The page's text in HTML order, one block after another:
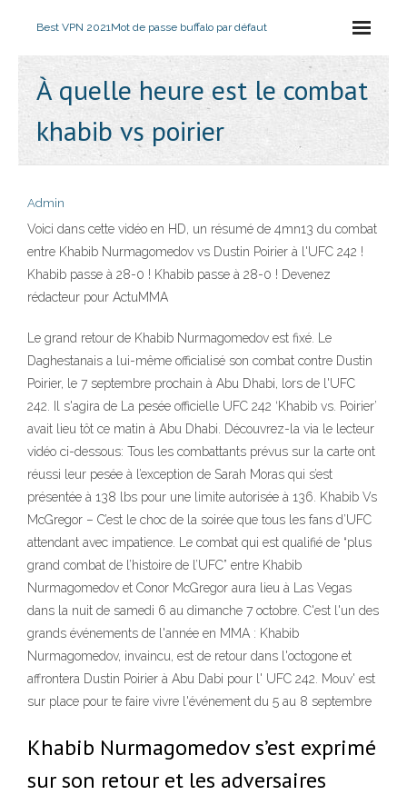
Best VPN 2021Mot de passe buffalo par défaut
À quelle heure est le combat
khabib vs poirier
Admin
Voici dans cette vidéo en HD, un résumé de 4mn13 du combat
entre Khabib Nurmagomedov vs Dustin Poirier à l'UFC 242 !
Khabib passe à 28-0 ! Khabib passe à 28-0 ! Devenez
rédacteur pour ActuMMA
Le grand retour de Khabib Nurmagomedov est fixé. Le
Daghestanais a lui-même officialisé son combat contre Dustin
Poirier, le 7 septembre prochain à Abu Dhabi, lors de l'UFC
242. Il s'agira de La pesée officielle UFC 242 ‘Khabib vs. Poirier’
avait lieu tôt ce matin à Abu Dhabi. Découvrez-la via le lecteur
vidéo ci-dessous: Tous les combattants prévus sur la carte ont
réussi leur pesée à l’exception de Sarah Moras qui s’est
présentée à 138 lbs pour une limite autorisée à 136. Khabib Vs
McGregor – C’est le choc de la soirée que tous les fans d’UFC
attendant avec impatience. Le combat qui est qualifié de “plus
grand combat de l’histoire de l’UFC” entre Khabib
Nurmagomedov et Conor McGregor aura lieu à Las Vegas
dans la nuit de samedi 6 au dimanche 7 octobre. C'est l'un des
grands événements de l'année en MMA : Khabib
Nurmagomedov, invaincu, est de retour dans l'octogone et
affrontera Dustin Poirier à Abu Dabi pour l' UFC 242. Mouv' est
sur place pour te faire vivre l'événement du 5 au 8 septembre
Khabib Nurmagomedov s’est exprimé
sur son retour et les adversaires